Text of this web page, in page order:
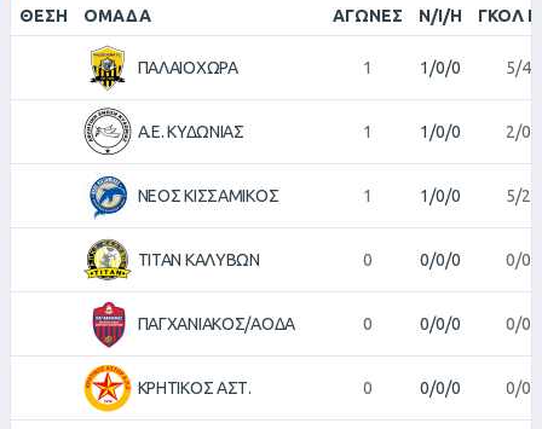
ΘΈΣΗ ΟΜΆΔΑ ΑΓΏΝΕΣ Ν/Ι/Η ΓΚΟΛ
ΠΑΛΑΙΟΧΩΡΑ 1 1/0/0 5/4
Α.Ε. ΚΥΔΩΝΙΑΣ 1 1/0/0 2/0
ΝΕΟΣ ΚΙΣΣΑΜΙΚΟΣ 1 1/0/0 5/2
ΤΙΤΑΝ ΚΑΛΥΒΩΝ 0 0/0/0 0/0
ΠΑΓΧΑΝΙΑΚΟΣ/ΑΟΔΑ 0 0/0/0 0/0
ΚΡΗΤΙΚΟΣ ΑΣΤ. 0 0/0/0 0/0